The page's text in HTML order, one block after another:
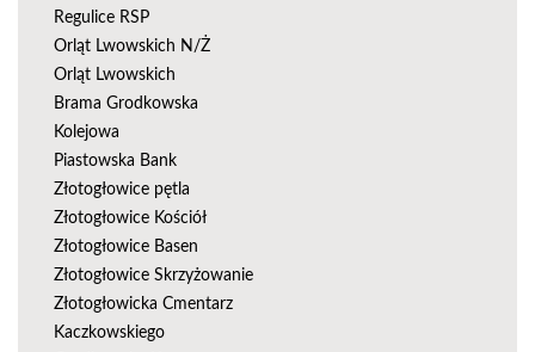
Regulice RSP
Orląt Lwowskich N/Ż
Orląt Lwowskich
Brama Grodkowska
Kolejowa
Piastowska Bank
Złotogłowice pętla
Złotogłowice Kościół
Złotogłowice Basen
Złotogłowice Skrzyżowanie
Złotogłowicka Cmentarz
Kaczkowskiego